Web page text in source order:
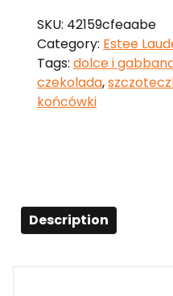
SKU: 42159cfeaabe
Category: Estee
Tags: dolce i
czekolada,
końcówki
Description